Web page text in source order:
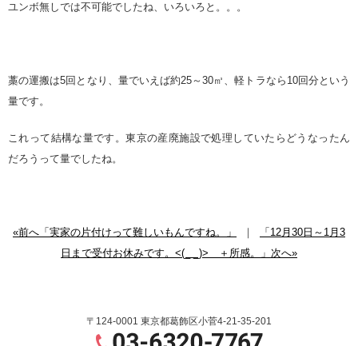
ユンボ無しでは不可能でしたね、いろいろと。。。
藁の運搬は5回となり、量でいえば約25～30㎥、軽トラなら10回分という
量です。
これって結構な量です。東京の産廃施設で処理していたらどうなったん
だろうって量でしたね。
«前へ「実家の片付けって難しいもんですね。」 ｜
「12月30日～1月3
日まで受付お休みです。<(_ _)> ＋所感。」次へ»
〒124-0001 東京都葛飾区小菅4-21-35-201